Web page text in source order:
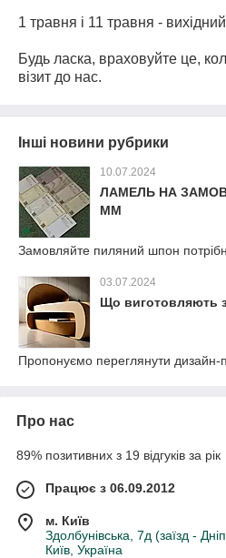
1 травня і 11 травня -
Будь ласка, враховуйте це,
візит до нас.
Інші новини рубрики
10.07.2024
ЛАМЕЛЬ НА
ММ
Замовляйте пиляний шпон
03.07.2024
Що виготовляють
Пропонуємо переглянути дизайн-
Про нас
89% позитивних з 19 відгуків за рік
Працює з 06.09.2012
м. Київ
Здолбунівська, 7д (заїзд -
Київ, Україна